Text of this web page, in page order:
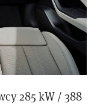
285 kW / 388